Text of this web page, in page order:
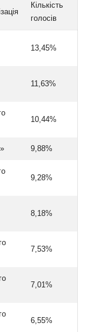
Кількість
голосів
13,45%
11,63%
10,44%
9,88%
9,28%
8,18%
7,53%
7,01%
6,55%